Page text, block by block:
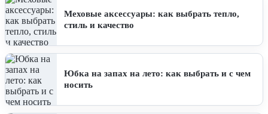
Меховые аксессуары: как выбрать тепло,
стиль и качество
Юбка на запах на лето: как выбрать и с чем
носить